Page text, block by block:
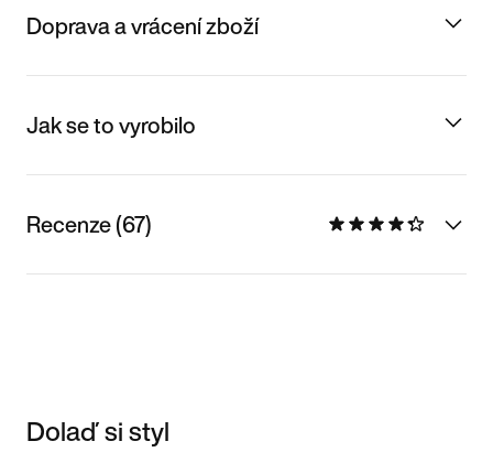
Doprava a vrácení zboží
Jak se to vyrobilo
Recenze (67)
Dolaď si styl